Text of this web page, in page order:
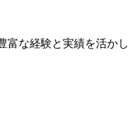
富な経験と実績を活か